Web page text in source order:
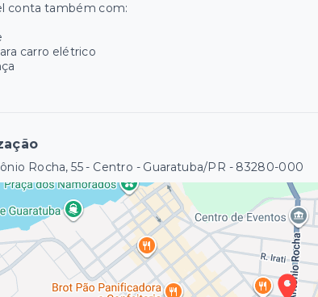
conta também com:
carro elétrico
Rocha, 55 - Centro - Guaratuba/PR - 83280-000